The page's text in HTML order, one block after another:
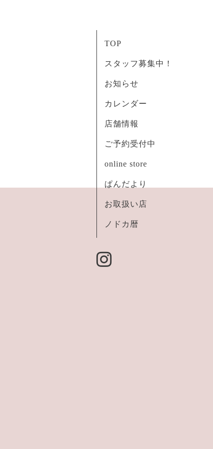
TOP
スタッフ募集中！
お知らせ
カレンダー
店舗情報
ご予約受付中
online store
ぱんだより
お取扱い店
ノドカ暦